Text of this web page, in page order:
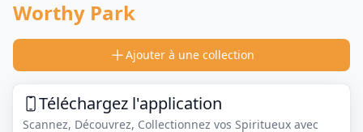
Worthy Park
Ajouter à une collection
Téléchargez l'application
Scannez, Découvrez, Collectionnez vos Spiritueux avec